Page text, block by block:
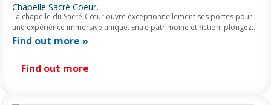
Chapelle Sacré Coeur,
La chapelle du Sacré-Cœur ouvre exceptionnellement ses portes pour
une expérience immersive unique. Entre patrimoine et fiction, plongez
dans un escape game scénarisé au cœur des fresques et des mystères
Find out more »
Find out more